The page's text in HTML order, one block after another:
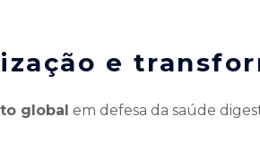
e
global em defesa da saúde